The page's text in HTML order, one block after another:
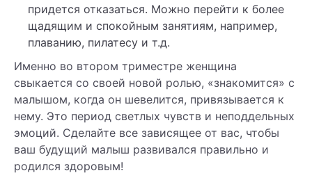
придется отказаться. Можно перейти к более
щадящим и спокойным занятиям, например,
плаванию, пилатесу и т.д.
Именно во втором триместре женщина
свыкается со своей новой ролью, «знакомится» с
малышом, когда он шевелится, привязывается к
нему. Это период светлых чувств и неподдельных
эмоций. Сделайте все зависящее от вас, чтобы
ваш будущий малыш развивался правильно и
родился здоровым!